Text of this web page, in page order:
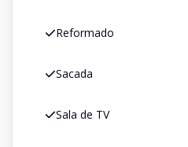
Reformado
Sacada
Sala de TV